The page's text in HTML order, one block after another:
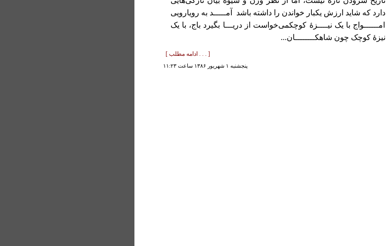
دارد که شاید ارزش یکبار خواندن را داشته باشد آمـــــد به رویارویی
امــــــواج با یک نیــــزهٔ کوچکمی‌خواست از دریـــا بگیرد باج، با یک
نیزهٔ کوچک چون شاهکــــــــان...
[ . . . ادامه مطلب ]
پنجشنبه ۱ شهريور ۱۳۸۶ ساعت ۱۱:۲۳